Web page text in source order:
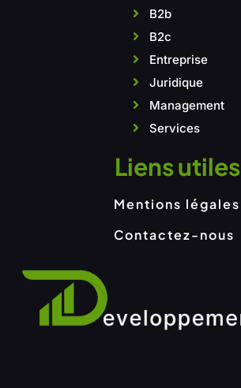
B2b
B2c
Entreprise
Juridique
Management
Services
Liens utiles
Mentions légales
Contactez-nous